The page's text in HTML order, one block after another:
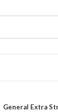
General Extra